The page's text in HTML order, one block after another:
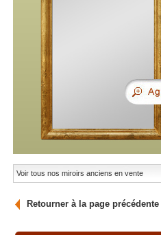
Voir tous nos miroirs anciens en vente
Retourner à la page précédente